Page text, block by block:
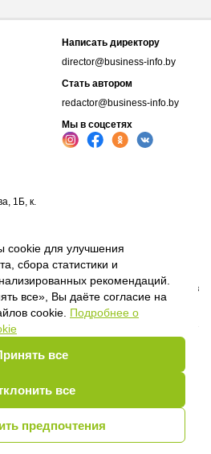
cookie для улучшения
сбора статистики и
рекомендаций.
все», Вы даёте согласие на
cookie. Подробнее о
все
все
предпочтения
правовые системы", входит в
Гревцова. Воспроизведение материалов
владельца запрещено.
Написать директору
director@business-info.by
Стать автором
redactor@business-info.by
Мы в соцсетях
1Б, к.
г.Минск